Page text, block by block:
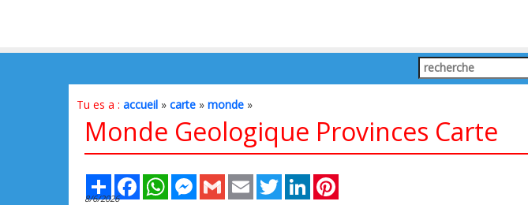
Tu es a : accueil » carte » monde »
Monde Geologique Provinces Carte
Share FacebookWhatsAppMessenger
Gmail Email TwitterLinkedIn
8/6/2026